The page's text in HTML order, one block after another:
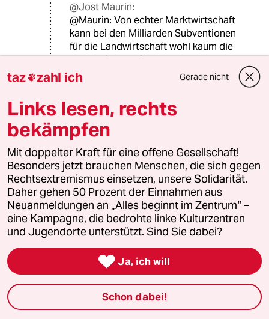
@Jost Maurin:
@Maurin: Von echter Marktwirtschaft
kann bei den Milliarden Subventionen
für die Landwirtschaft wohl kaum die
Rede sein, oder?
###
Seit dem es die EU gibt, werden die
Baueren gepampert. Über
Födermittel und die Preise.
.
Es wäre für uns alle besser gewesen,
jedem Bauern ein fixes Gehalt zu
zahlen und die für Landschaftpflege
usw. ein zu setzen..... Marktwirschaft
und Baueren, zwei welten behegnen
sich. Aber ein erster schritt sit das
schon.
ioannis
@Sikasuu:
So ein Mist, in einer Marktwirtschaft
taz zahl ich Gerade nicht
Links lesen, rechts
bekämpfen
Mit doppelter Kraft für eine offene Gesellschaft!
Besonders jetzt brauchen Menschen, die sich gegen
Rechtsextremismus einsetzen, unsere Solidarität.
Daher gehen 50 Prozent der Einnahmen aus
Neuanmeldungen an „Alles beginnt im Zentrum“ –
eine Kampagne, die bedrohte linke Kulturzentren
und Jugendorte unterstützt. Sind Sie dabei?
 Ja, ich will
Schon dabei!